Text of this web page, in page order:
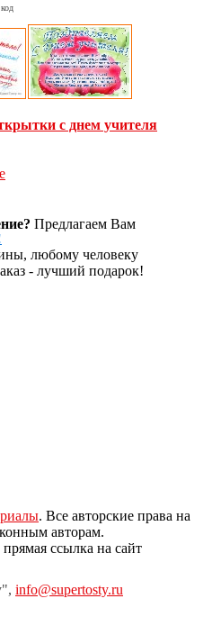
с днем учителя
Предлагаем Вам
любому человеку
- лучший подарок!
. Все авторские права на
авторам.
ссылка на сайт
info@supertosty.ru